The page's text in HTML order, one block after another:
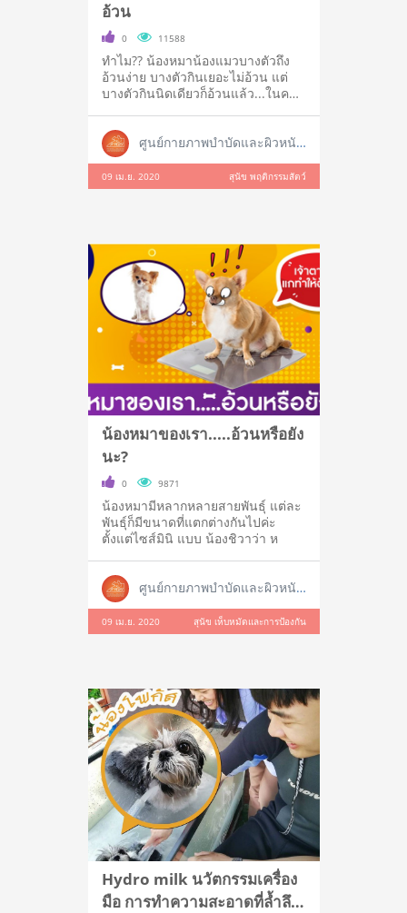
อ้วน
0 11588
ทำไม?? น้องหมาน้องแมวบางตัวถึง
อ้วนง่าย บางตัวกินเยอะไม่อ้วน แต่
บางตัวกินนิดเดียวก็อ้วนแล้ว...ในคน
ศูนย์กายภาพบำบัดและผิวหนังสัตว์เลี้ยง
09 เม.ย. 2020 สุนัข พฤติกรรมสัตว์
น้องหมาของเรา.....อ้วนหรือยัง
นะ?
0 9871
น้องหมามีหลากหลายสายพันธุ์ แต่ละ
พันธุ์ก็มีขนาดที่แตกต่างกันไปค่ะ
ตั้งแต่ไซส์มินิ แบบ น้องชิวาว่า ห
ศูนย์กายภาพบำบัดและผิวหนังสัตว์เลี้ยง
09 เม.ย. 2020 สุนัข เห็บหมัดและการป้องกัน
Hydro milk นวัตกรรมเครื่อง
มือ การทำความสะอาดที่ล้ำลึก